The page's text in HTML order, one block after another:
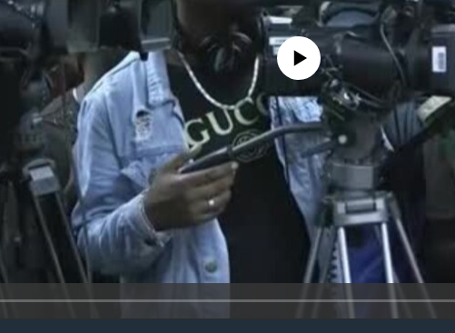
No media source currently available